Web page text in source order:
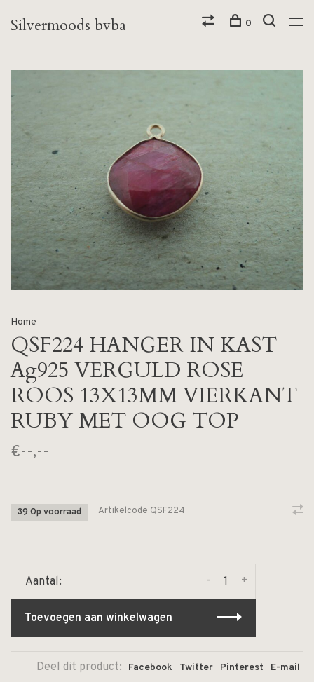
Silvermoods bvba 0
Home
QSF224 HANGER IN KAST
Ag925 VERGULD ROSE
ROOS 13X13MM VIERKANT
RUBY MET OOG TOP
€--,--
39 Op voorraad Artikelcode QSF224
Aantal: +
-
Toevoegen aan winkelwagen
Deel dit product: Facebook Twitter Pinterest E-mail